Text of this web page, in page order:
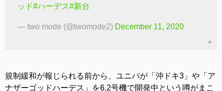
ッド#ハーデス#新台
— two mode (@twomode2) December 11, 2020
規制緩和が報じられる前から、ユニバが「沖ドキ3」や「ア
ナザーゴッドハーデス」を6.2号機で開発中という噂がまこ